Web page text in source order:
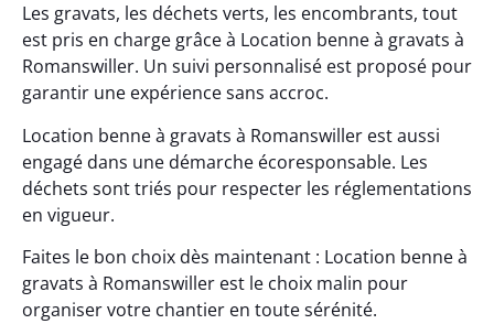
Les gravats, les déchets verts, les encombrants, tout
est pris en charge grâce à Location benne à gravats à
Romanswiller. Un suivi personnalisé est proposé pour
garantir une expérience sans accroc.
Location benne à gravats à Romanswiller est aussi
engagé dans une démarche écoresponsable. Les
déchets sont triés pour respecter les réglementations
en vigueur.
Faites le bon choix dès maintenant : Location benne à
gravats à Romanswiller est le choix malin pour
organiser votre chantier en toute sérénité.